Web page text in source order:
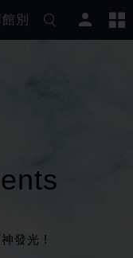
別
ents
發光 !